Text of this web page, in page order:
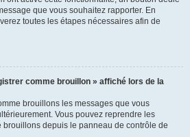
que vous souhaitez rapporter. En
toutes les étapes nécessaires afin de
comme brouillon » affiché lors de la
brouillons les messages que vous
Vous pouvez reprendre les
brouillons depuis le panneau de contrôle de